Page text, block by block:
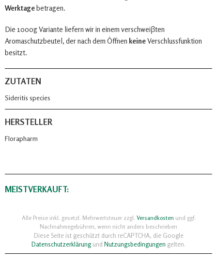
Werktagebetragen.
Die 1000g Variante liefern wir in einem verschweiβten
Aromaschutzbeutel, der nach dem Öffnen keineVerschlussfunktion
besitzt.
ZUTATEN
Sideritis species
HERSTELLER
Florapharm
MEISTVERKAUFT:
Alle Preise inkl. gesetzl. Mehrwertsteuer zzgl. Versandkosten und ggf.
Nachnahmegebühren, wenn nicht anders beschrieben
Diese Seite ist geschützt durch reCAPTCHA, die Google
Datenschutzerklärungund Nutzungsbedingungen gelten.